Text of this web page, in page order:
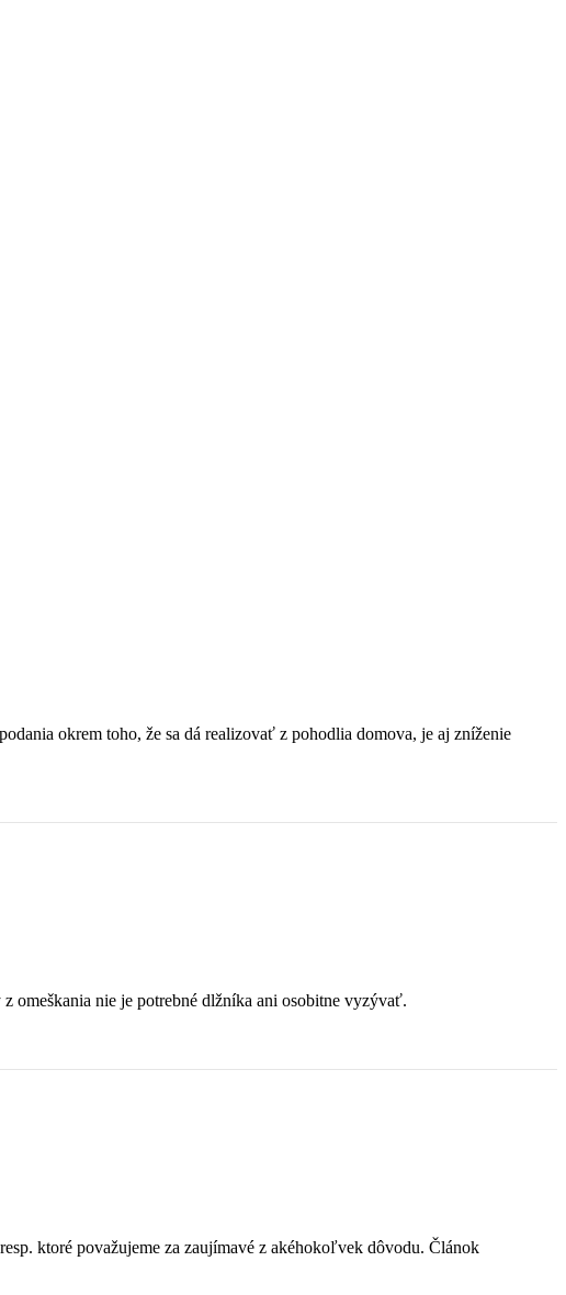
okrem toho, že sa dá realizovať z pohodlia domova, je aj zníženie
omeškania nie je potrebné dlžníka ani osobitne vyzývať.
ktoré považujeme za zaujímavé z akéhokoľvek dôvodu. Článok